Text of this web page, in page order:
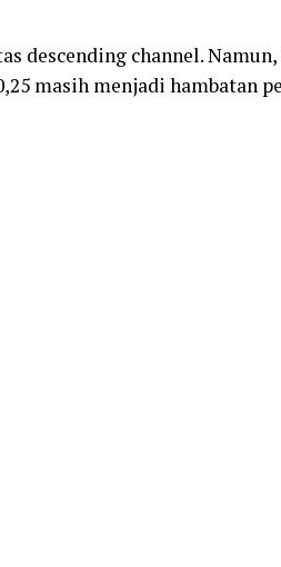
descending channel.
masih menjadi hambatan